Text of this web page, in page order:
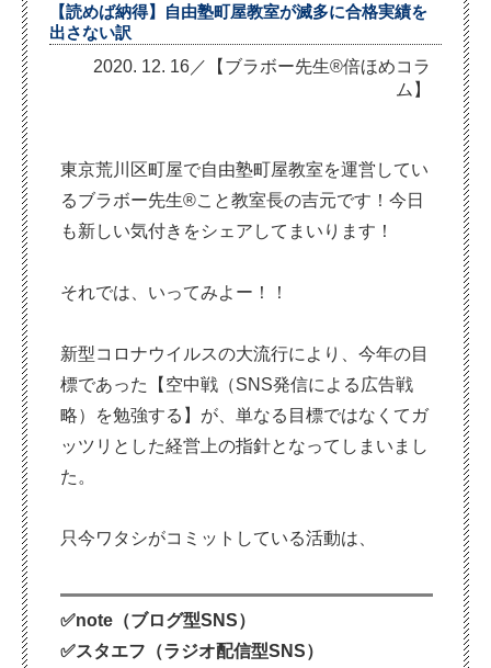
【読めば納得】自由塾町屋教室が滅多に合格実績を
出さない訳
2020. 12. 16／【ブラボー先生®倍ほめコラ
ム】
東京荒川区町屋で自由塾町屋教室を運営してい
るブラボー先生®︎こと教室長の吉元です！今日
も新しい気付きをシェアしてまいります！
それでは、いってみよー！！
新型コロナウイルスの大流行により、今年の目
標であった【空中戦（SNS発信による広告戦
略）を勉強する】が、単なる目標ではなくてガ
ッツリとした経営上の指針となってしまいまし
た。
只今ワタシがコミットしている活動は、
✅note（ブログ型SNS）
✅スタエフ（ラジオ配信型SNS）